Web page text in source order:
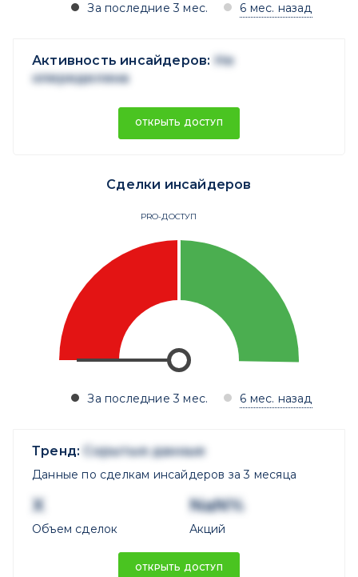
За последние 3 мес. 6 мес. назад
Активность инсайдеров: Не
опеределена
ОТКРЫТЬ ДОСТУП
Сделки инсайдеров
PRO-ДОСТУП
За последние 3 мес. 6 мес. назад
Тренд: Скрытые данные
Данные по сделкам инсайдеров за 3 месяца
X
Объем сделок
NaN%
Акций
ОТКРЫТЬ ДОСТУП